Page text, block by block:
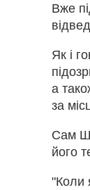
Вже
Як і
а
за
Сам
його
"Коли